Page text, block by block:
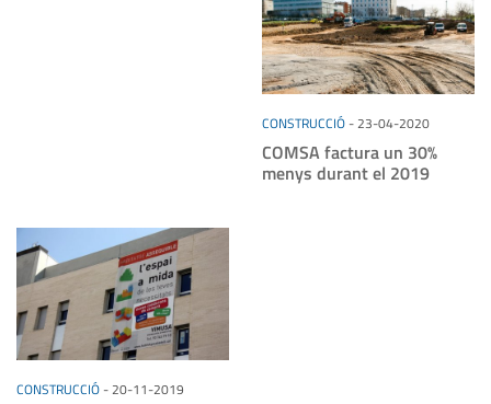
CONSTRUCCIÓ-23-04-2020
COMSA factura un 30%
menys durant el 2019
CONSTRUCCIÓ-20-11-2019